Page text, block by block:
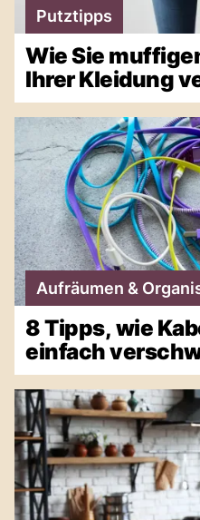
Putztipps
Wie Sie
Ihrer Kleidung
Aufräumen &
8 Tipps, wie
einfach